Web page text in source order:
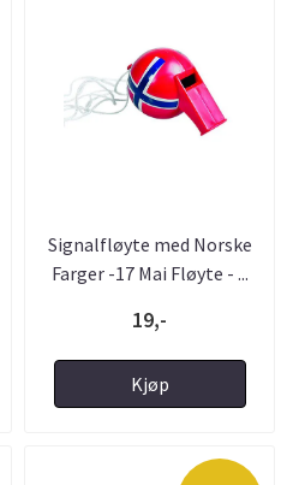
Signalfløyte med Norske
Farger -17 Mai Fløyte - ...
19,-
Kjøp